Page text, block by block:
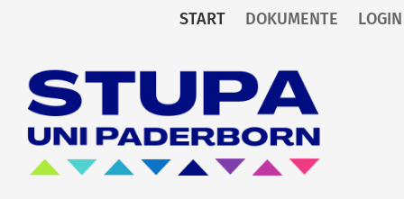
START DOKUMENTE LOGIN